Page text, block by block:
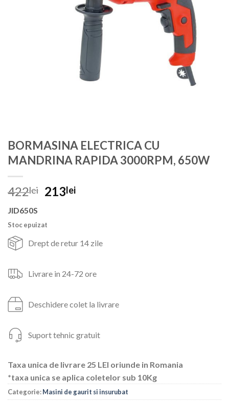
BORMASINA ELECTRICA CU
MANDRINA RAPIDA 3000RPM, 650W
422lei Prețul
fost:
422lei.
213leiPrețul
JID650S
Stoc epuizat
Drept de retur 14 zile
Livrare in 24-72 ore
Deschidere colet la livrare
Suport tehnic gratuit
Taxa unica de livrare 25 LEI oriunde in Romania
*taxa unica se aplica coletelor sub 10Kg
Categorie:Masini de gaurit si insurubat